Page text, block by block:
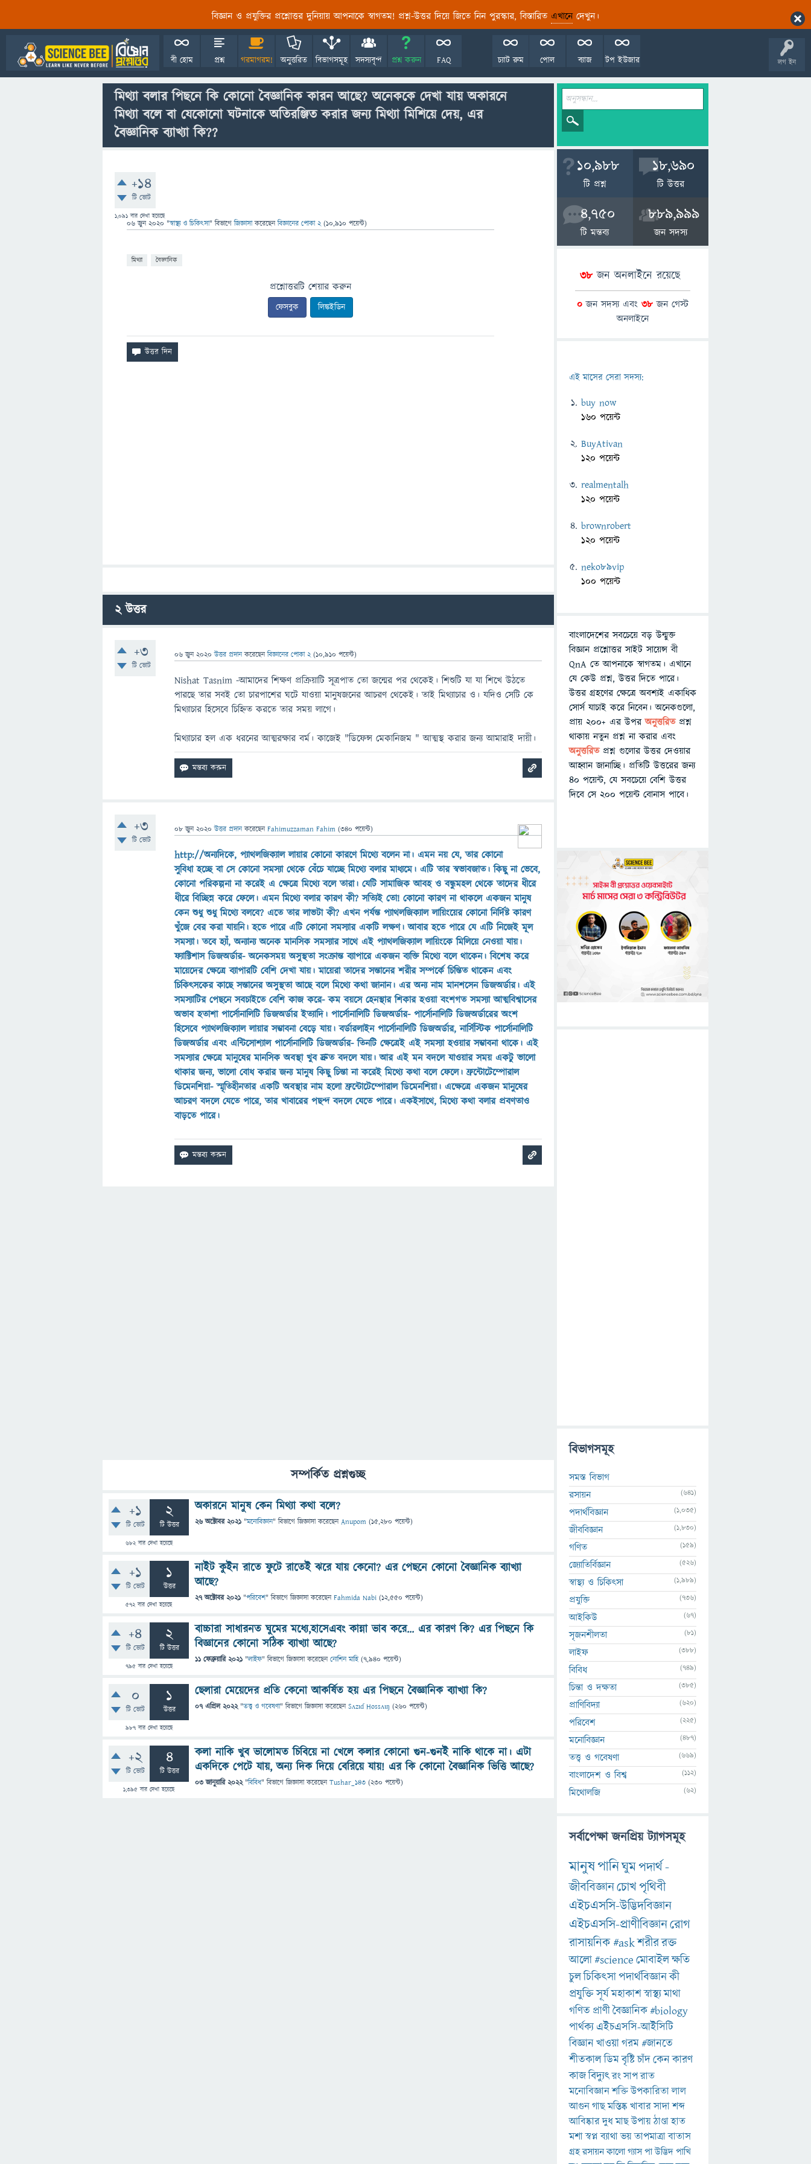
বিজ্ঞান ও প্রযুক্তির প্রশ্নোত্তর দুনিয়ায় আপনাকে স্বাগতম! প্রশ্ন-উত্তর দিয়ে জিতে নিন পুরস্কার, বিস্তারিত এখানেদেখুন।
লগ ইন
বী হোম প্রশ্ন গরমাগরম! অনুত্তরিত বিভাগসমূহ সদস্যবৃন্দ প্রশ্ন করুন FAQ টপ ইউজার
ব্যাজ
পোল
চ্যাট রুম
মিথ্যা বলার পিছনে কি কোনো বৈজ্ঞানিক কারন আছে? অনেককে দেখা যায় অকারনে
মিথ্যা বলে বা যেকোনো ঘটনাকে অতিরঞ্জিত করার জন্য মিথ্যা মিশিয়ে দেয়, এর
বৈজ্ঞানিক ব্যাখ্যা কি??
+14
টি ভোট
1,091 বার দেখা হয়েছে
06 জুন 2020 "স্বাস্থ্য ও চিকিৎসা" বিভাগে জিজ্ঞাসাকরেছেনবিজ্ঞানের পোকা 2 (10,910 পয়েন্ট)
মিথ্যা বৈজ্ঞানিক
প্রশ্নোত্তরটি শেয়ার করুন
ফেসবুক লিঙ্কইডিন
2উত্তর
+3
টি ভোট
06 জুন 2020 উত্তর প্রদান করেছেনবিজ্ঞানের পোকা 2 (10,910 পয়েন্ট)
Nishat Tasnim -আমাদের শিক্ষণ প্রক্রিয়াটি সূত্রপাত তো জন্মের পর থেকেই। শিশুটি যা যা শিখে উঠতে
পারছে তার সবই তো চারপাশের ঘটে যাওয়া মানুষজনের আচরণ থেকেই। তাই মিথ্যাচার ও। যদিও সেটি কে
মিথ্যাচার হিসেবে চিহ্নিত করতে তার সময় লাগে।
মিথ্যাচার হল এক ধরনের আত্মরক্ষার বর্ম। কাজেই "ডিফেন্স মেকানিজম " আত্মস্থ করার জন্য আমারাই দায়ী।
+3
টি ভোট
08 জুন 2020 উত্তর প্রদান করেছেনFahimuzzaman Fahim (340 পয়েন্ট)
http://অন্যদিকে, প্যাথলজিক্যাল লায়ার কোনো কারণে মিথ্যে বলেন না। এমন নয় যে, তার কোনো
সুবিধা হচ্ছে বা সে কোনো সমস্যা থেকে বেঁচে যাচ্ছে মিথ্যে বলার মাধ্যমে। এটি তার স্বভাবজাত। কিছু না ভেবে,
কোনো পরিকল্পনা না করেই এ ক্ষেত্রে মিথ্যে বলে তারা। যেটি সামাজিক আবহ ও বন্ধুমহল থেকে তাদের ধীরে
ধীরে বিচ্ছিন্ন করে ফেলে। এমন মিথ্যে বলার কারণ কী? সত্যিই তো! কোনো কারণ না থাকলে একজন মানুষ
কেন শুধু শুধু মিথ্যে বলবে? এতে তার লাভটা কী? এখন পর্যন্ত প্যাথলজিক্যাল লায়িংয়ের কোনো নির্দিষ্ট কারণ
খুঁজে বের করা যায়নি। হতে পারে এটি কোনো সমস্যার একটি লক্ষণ। আবার হতে পারে যে এটি নিজেই মূল
সমস্যা। তবে হ্যাঁ, অন্যান্য অনেক মানসিক সমস্যার সাথে এই প্যাথলজিক্যাল লায়িংকে মিলিয়ে নেওয়া যায়।
ফ্যাক্টিশাস ডিজঅর্ডার- অনেকসময় অসুস্থতা সংক্রান্ত ব্যাপারে একজন ব্যক্তি মিথ্যে বলে থাকেন। বিশেষ করে
মায়েদের ক্ষেত্রে ব্যাপারটি বেশি দেখা যায়। মায়েরা তাদের সন্তানের শরীর সম্পর্কে চিন্তিত থাকেন এবং
চিকিৎসকের কাছে সন্তানের অসুস্থতা আছে বলে মিথ্যে কথা জানান। এর অন্য নাম মানশসেন ডিজঅর্ডার। এই
সমস্যাটির পেছনে সবচাইতে বেশি কাজ করে- কম বয়সে হেনস্থার শিকার হওয়া বংশগত সমস্যা আত্মবিশ্বাসের
অভাব হতাশা পার্সোনালিটি ডিজঅর্ডার ইত্যাদি। পার্সোনালিটি ডিজঅর্ডার- পার্সোনালিটি ডিজঅর্ডারের অংশ
হিসেবে প্যাথলজিক্যাল লায়ার সম্ভাবনা বেড়ে যায়। বর্ডারলাইন পার্সোনালিটি ডিজঅর্ডার, নার্সিস্টিক পার্সোনালিটি
ডিজঅর্ডার এবং এন্টিসোশ্যাল পার্সোনালিটি ডিজঅর্ডার- তিনটি ক্ষেত্রেই এই সমস্যা হওয়ার সম্ভাবনা থাকে। এই
সমস্যার ক্ষেত্রে মানুষের মানসিক অবস্থা খুব দ্রুত বদলে যায়। আর এই মন বদলে যাওয়ার সময় একটু ভালো
থাকার জন্য, ভালো বোধ করার জন্য মানুষ কিছু চিন্তা না করেই মিথ্যে কথা বলে ফেলে। ফ্রন্টোটেম্পোরাল
ডিমেনশিয়া- স্মৃতিহীনতার একটি অবস্থার নাম হলো ফ্রন্টোটেম্পোরাল ডিমেনশিয়া। এক্ষেত্রে একজন মানুষের
আচরণ বদলে যেতে পারে, তার খাবারের পছন্দ বদলে যেতে পারে। একইসাথে, মিথ্যে কথা বলার প্রবণতাও
বাড়তে পারে।
সম্পর্কিত প্রশ্নগুচ্ছ
+1
টি ভোট
2
টি উত্তর
682বার দেখা হয়েছে
অকারনে মানুষ কেন মিথ্যা কথা বলে?
26 অক্টোবর 2021 "মনোবিজ্ঞান" বিভাগে জিজ্ঞাসাকরেছেনAnupom (15,280 পয়েন্ট)
+1
টি ভোট
1
উত্তর
572বার দেখা হয়েছে
নাইট কুইন রাতে ফুটে রাতেই ঝরে যায় কেনো? এর পেছনে কোনো বৈজ্ঞানিক ব্যাখ্যা
আছে?
27 অক্টোবর 2021 "পরিবেশ" বিভাগে জিজ্ঞাসাকরেছেনFahmida Nabi (12,550 পয়েন্ট)
+4
টি ভোট
2
টি উত্তর
795বার দেখা হয়েছে
বাচ্চারা সাধারনত ঘুমের মধ্যে,হাসেএবং কান্না ভাব করে... এর কারণ কি? এর পিছনে কি
বিজ্ঞানের কোনো সঠিক ব্যাখ্যা আছে?
11 ফেব্রুয়ারি 2021 "লাইফ" বিভাগে জিজ্ঞাসাকরেছেননোশিন মাহি (7,940 পয়েন্ট)
0
টি ভোট
1
উত্তর
987বার দেখা হয়েছে
ছেলারা মেয়েদের প্রতি কেনো আকর্ষিত হয় এর পিছনে বৈজ্ঞানিক ব্যাখ্যা কি?
07 এপ্রিল 2022 "তত্ত্ব ও গবেষণা" বিভাগে জিজ্ঞাসাকরেছেনSʌzɩɗ Hossʌɩŋ (260 পয়েন্ট)
+2
টি ভোট
4
টি উত্তর
1,395 বার দেখা হয়েছে
কলা নাকি খুব ভালোমত চিবিয়ে না খেলে কলার কোনো গুন-গুনই নাকি থাকে না। এটা
একদিকে পেটে যায়, অন্য দিক দিয়ে বেরিয়ে যায়! এর কি কোনো বৈজ্ঞানিক ভিত্তি আছে?
03 জানুয়ারি 2022 "বিবিধ" বিভাগে জিজ্ঞাসাকরেছেনTushar_143 (230 পয়েন্ট)
10,988
টি প্রশ্ন
18,690
টি উত্তর
4,750
টি মন্তব্য
889,999
জন সদস্য
38জন অনলাইনে রয়েছে
0 জন সদস্য এবং 38 জন গেস্ট
অনলাইনে
এই মাসের সেরা সদস্য:
buy now
160 পয়েন্ট
BuyAtivan
120 পয়েন্ট
realmentalh
120 পয়েন্ট
brownrobert
120 পয়েন্ট
neko89vip
100 পয়েন্ট
বাংলাদেশের সবচেয়ে বড় উন্মুক্ত
বিজ্ঞান প্রশ্নোত্তর সাইট সায়েন্স বী
QnA তে আপনাকে স্বাগতম। এখানে
যে কেউ প্রশ্ন, উত্তর দিতে পারে।
উত্তর গ্রহণের ক্ষেত্রে অবশ্যই একাধিক
সোর্স যাচাই করে নিবেন। অনেকগুলো,
প্রায় ২০০+ এর উপরঅনুত্তরিতপ্রশ্ন
থাকায় নতুন প্রশ্ন না করার এবং
অনুত্তরিত প্রশ্ন গুলোর উত্তর দেওয়ার
আহ্বান জানাচ্ছি। প্রতিটি উত্তরের জন্য
৪০ পয়েন্ট, যে সবচেয়ে বেশি উত্তর
দিবে সে ২০০ পয়েন্ট বোনাস পাবে।
বিভাগসমূহ
সমস্ত বিভাগ
রসায়ন
(641)
পদার্থবিজ্ঞান (1,035)
জীববিজ্ঞান (1,830)
গণিত (159)
জ্যোতির্বিজ্ঞান (526)
স্বাস্থ্য ও চিকিৎসা (1,989)
প্রযুক্তি (736)
আইকিউ (67)
সৃজনশীলতা (81)
লাইফ (388)
বিবিধ (749)
চিন্তা ও দক্ষতা (385)
প্রাণিবিদ্যা (620)
পরিবেশ (225)
মনোবিজ্ঞান (487)
তত্ত্ব ও গবেষণা (669)
বাংলাদেশ ও বিশ্ব (112)
মিথোলজি (62)
সর্বাপেক্ষা জনপ্রিয় ট্যাগসমূহ
মানুষপানিঘুমপদার্থ-
জীববিজ্ঞানচোখপৃথিবী
এইচএসসি-উদ্ভিদবিজ্ঞান
এইচএসসি-প্রাণীবিজ্ঞানরোগ
রাসায়নিক#askশরীররক্ত
আলো#scienceমোবাইলক্ষতি
চুলচিকিৎসাপদার্থবিজ্ঞানকী
প্রযুক্তিসূর্যমহাকাশস্বাস্থ্যমাথা
গণিত প্রাণীবৈজ্ঞানিক#biology
পার্থক্য এইচএসসি-আইসিটি
বিজ্ঞানখাওয়াগরম#জানতে
শীতকালডিমবৃষ্টিচাঁদকেনকারণ
কাজবিদ্যুৎরংসাপরাত
মনোবিজ্ঞানশক্তিউপকারিতালাল
আগুনগাছমস্তিষ্কখাবারসাদাশব্দ
আবিষ্কারদুধমাছউপায়ঠাণ্ডাহাত
মশাস্বপ্নব্যাথাভয়তাপমাত্রাবাতাস
গ্রহরসায়নকালোগ্যাসপাউদ্ভিদপাখি